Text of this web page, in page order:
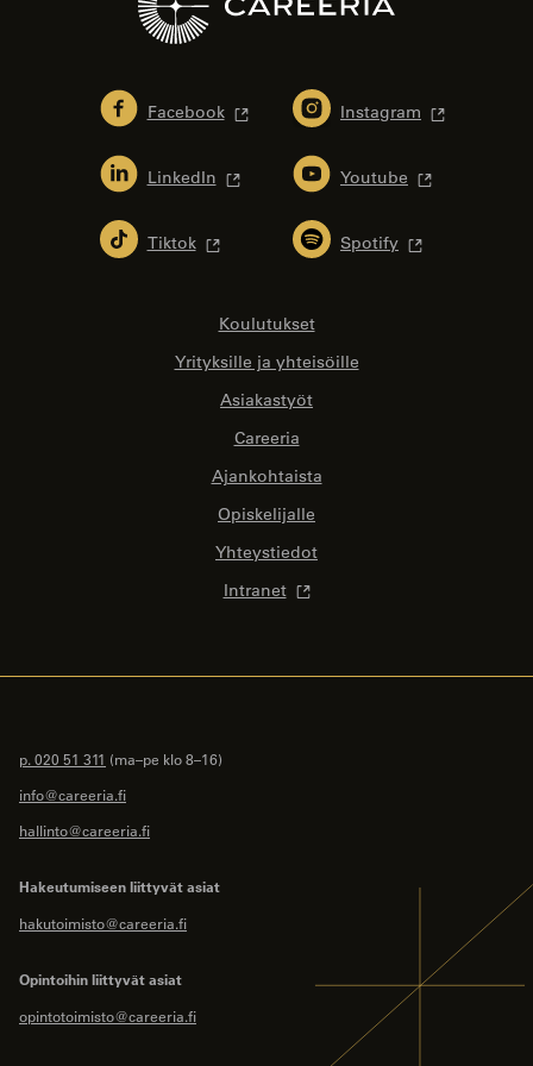
Facebook Instagram
LinkedIn Youtube
Tiktok Spotify
Koulutukset
Yrityksille ja yhteisöille
Asiakastyöt
Careeria
Ajankohtaista
Opiskelijalle
Yhteystiedot
Intranet
p. 020 51 311 (ma–pe klo 8–16)
info@careeria.fi
hallinto@careeria.fi
Hakeutumiseen liittyvät asiat
hakutoimisto@careeria.fi
Opintoihin liittyvät asiat
opintotoimisto@careeria.fi